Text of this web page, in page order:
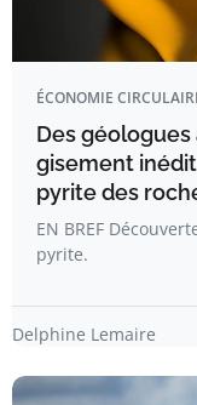
ÉCONOMIE
Des
gisement
pyrite des
EN BREF
pyrite.
Delphine Lemaire